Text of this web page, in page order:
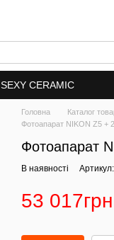
SEXY CERAMIC
Головна Каталог
Фотоапарат NIKON Z5 +
Фотоапарат
В наявності
53 017грн